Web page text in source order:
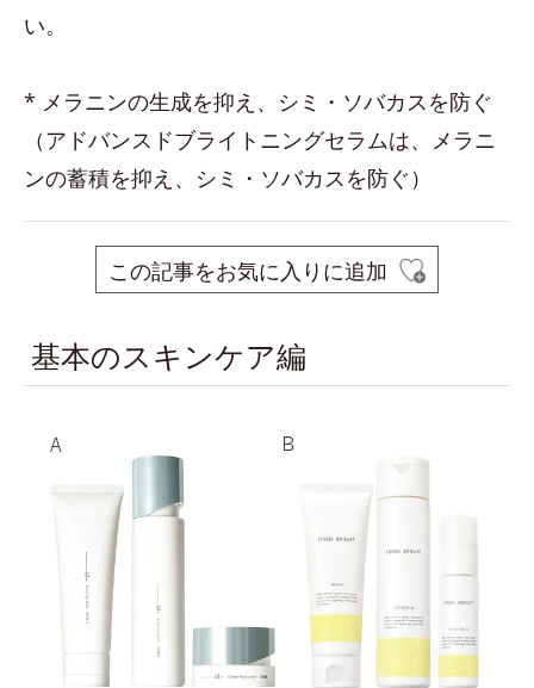
い。
* メラニンの生成を抑え、シミ・ソバカスを防ぐ
（アドバンスドブライトニングセラムは、メラニ
ンの蓄積を抑え、シミ・ソバカスを防ぐ）
この記事をお気に入りに追加
基本のスキンケア編